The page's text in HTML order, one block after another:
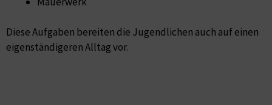
Diese Aufgaben bereiten die Jugendlichen auch auf einen
eigenständigeren Alltag vor.